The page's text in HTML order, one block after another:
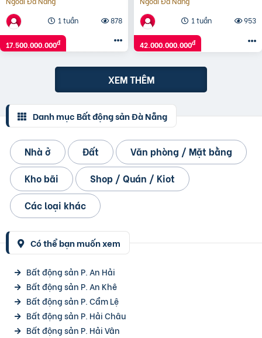
1 tuần
878
17.500.000.000đ
42 Tỷ ????
1 tuần
953
42.000.000.000đ
XEM THÊM
Danh mục Bất động sản Đà Nẵng
Nhà ở Đất
Văn phòng / Mặt bằng
Kho bãi
Shop / Quán / Kiot
Các loại khác
Có thể bạn muốn xem
Bất động sản P. An Hải
Bất động sản P. An Khê
Bất động sản P. Cẩm Lệ
Bất động sản P. Hải Châu
Bất động sản P. Hải Vân